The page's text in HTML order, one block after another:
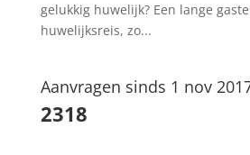
gelukkig huwelijk? Een lange
huwelijksreis, zo...
Aanvragen sinds 1 nov
2318